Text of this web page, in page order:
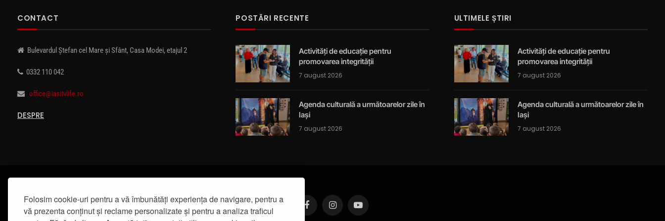
Folosim cookie-uri pentru a vă îmbunătăți experiența de navigare, pentru a
vă prezenta conținut și reclame personalizate și pentru a analiza traficul
CONTACT
Bulevardul Ștefan cel Mare și Sfânt, Casa Modei, etajul 2
0332 110 042
office@iasitvlife.ro
DESPRE
POSTĂRI RECENTE
Activități de educație pentru
promovarea integrității
7 august 2026
Agenda culturală a următoarelor zile în
Iași
7 august 2026
ULTIMELE ȘTIRI
Activități de educație pentru
promovarea integrității
7 august 2026
Agenda culturală a următoarelor zile în
Iași
7 august 2026
FacebookInstagramYouTube